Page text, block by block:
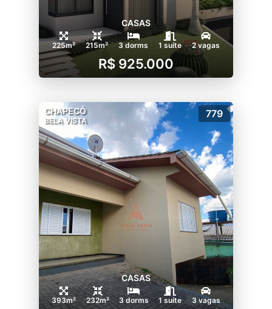
CASAS
225m² 215m² 3 dorms 1 suíte 2 vagas
R$ 925.000
CHAPECÓ
BELA VISTA
779
CASAS
393m² 232m² 3 dorms 1 suíte 3 vagas